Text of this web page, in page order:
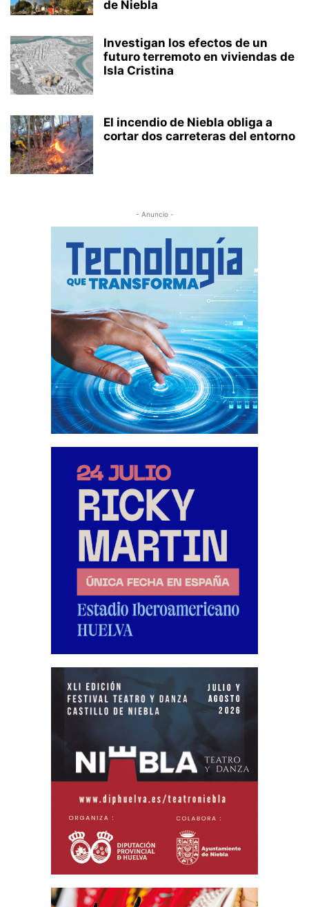
de Niebla
Investigan los efectos de un
futuro terremoto en viviendas de
Isla Cristina
El incendio de Niebla obliga a
cortar dos carreteras del entorno
- Anuncio -